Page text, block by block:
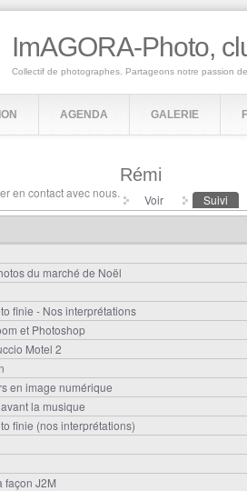
ImAGORA-Photo,
Collectif de photographes. Partageons notre passion
AGENDA GALERIE
en contact avec nous.
Rémi
Voir Suivi
du marché de Noël
finie - Nos interprétations
et Photoshop
Motel 2
en image numérique
la musique
finie (nos interprétations)
façon J2M